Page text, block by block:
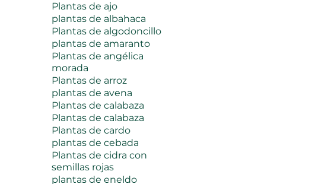
Plantas de ajo
plantas de albahaca
Plantas de algodoncillo
plantas de amaranto
Plantas de angélica
morada
Plantas de arroz
plantas de avena
Plantas de calabaza
Plantas de calabaza
Plantas de cardo
plantas de cebada
Plantas de cidra con
semillas rojas
plantas de eneldo